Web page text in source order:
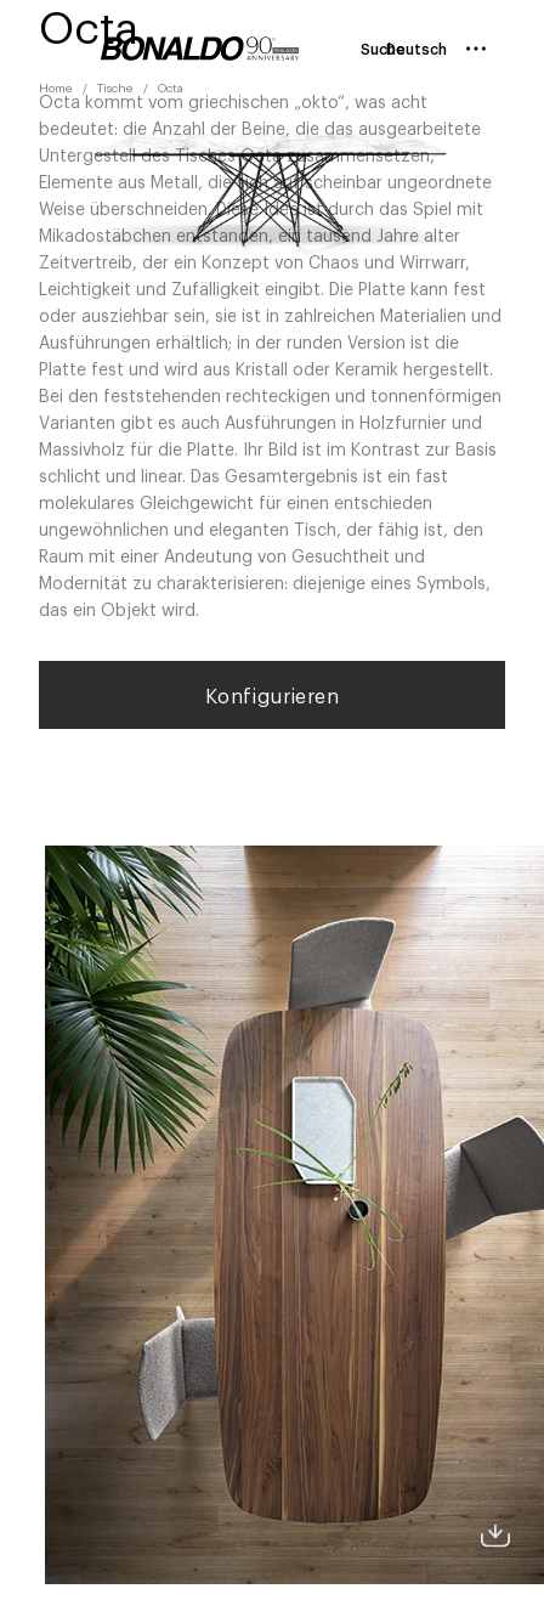
SucheDeutsch
Home Tische Octa
Octa
Octa kommt vom griechischen „okto“, was acht
bedeutet: die Anzahl der Beine, die das ausgearbeitete
Untergestell des Tisches Octa zusammensetzen,
Elemente aus Metall, die sich auf scheinbar ungeordnete
Weise überschneiden. Diese Idee ist durch das Spiel mit
Mikadostäbchen entstanden, ein tausend Jahre alter
Zeitvertreib, der ein Konzept von Chaos und Wirrwarr,
Leichtigkeit und Zufälligkeit eingibt. Die Platte kann fest
oder ausziehbar sein, sie ist in zahlreichen Materialien und
Ausführungen erhältlich; in der runden Version ist die
Platte fest und wird aus Kristall oder Keramik hergestellt.
Bei den feststehenden rechteckigen und tonnenförmigen
Varianten gibt es auch Ausführungen in Holzfurnier und
Massivholz für die Platte. Ihr Bild ist im Kontrast zur Basis
schlicht und linear. Das Gesamtergebnis ist ein fast
molekulares Gleichgewicht für einen entschieden
ungewöhnlichen und eleganten Tisch, der fähig ist, den
Raum mit einer Andeutung von Gesuchtheit und
Modernität zu charakterisieren: diejenige eines Symbols,
das ein Objekt wird.
Konfigurieren